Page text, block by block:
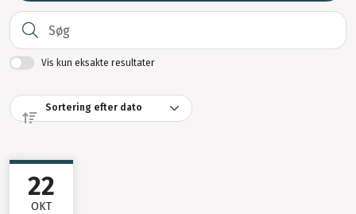
Vis kun eksakte resultater
22
OKT